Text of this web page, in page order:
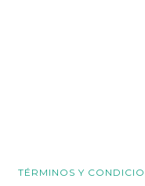
TÉRMINOS Y